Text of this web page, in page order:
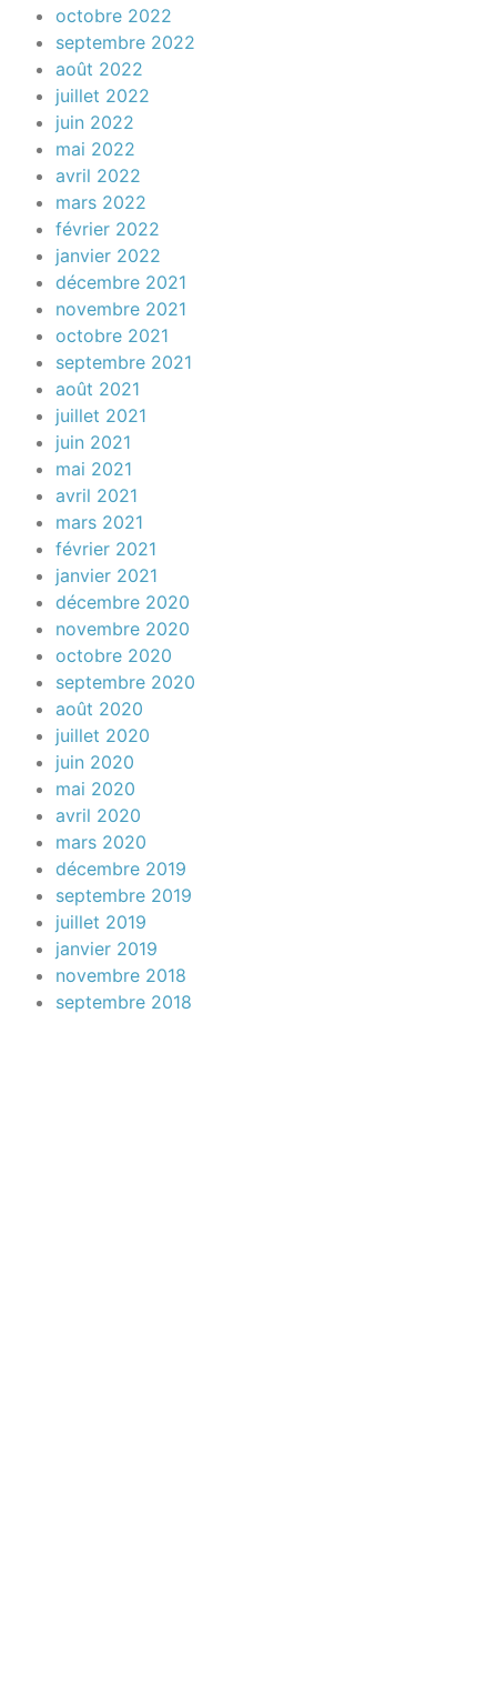
octobre 2022
septembre 2022
août 2022
juillet 2022
juin 2022
mai 2022
avril 2022
mars 2022
février 2022
janvier 2022
décembre 2021
novembre 2021
octobre 2021
septembre 2021
août 2021
juillet 2021
juin 2021
mai 2021
avril 2021
mars 2021
février 2021
janvier 2021
décembre 2020
novembre 2020
octobre 2020
septembre 2020
août 2020
juillet 2020
juin 2020
mai 2020
avril 2020
mars 2020
décembre 2019
septembre 2019
juillet 2019
janvier 2019
novembre 2018
septembre 2018